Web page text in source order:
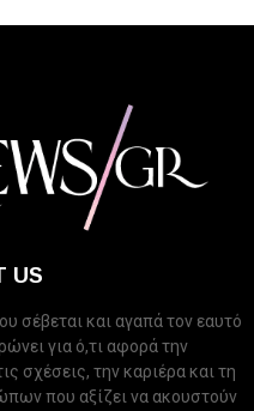
US
σέβεται και αγαπά τον εαυτό
για ό,τι αφορά την
σχέσεις, την καριέρα και τη
που αξίζει να ακουστούν